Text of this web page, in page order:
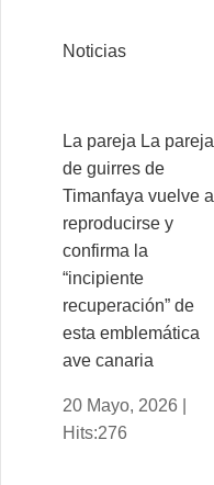
Noticias
La pareja La pareja
de guirres de
Timanfaya vuelve a
reproducirse y
confirma la
“incipiente
recuperación” de
esta emblemática
ave canaria
20 Mayo, 2026 |
Hits:276